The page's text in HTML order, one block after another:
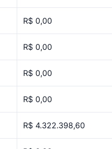
R$ 0,00
R$ 0,00
R$ 0,00
R$ 0,00
R$ 4.322.398,60